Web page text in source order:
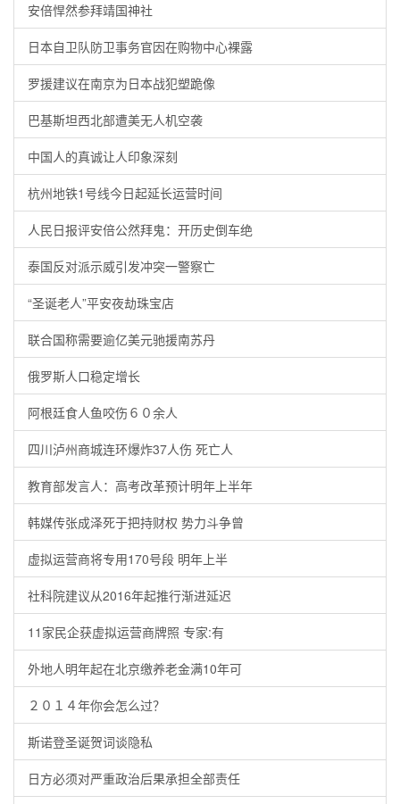
安倍悍然参拜靖国神社
日本自卫队防卫事务官因在购物中心裸露
罗援建议在南京为日本战犯塑跪像
巴基斯坦西北部遭美无人机空袭
中国人的真诚让人印象深刻
杭州地铁1号线今日起延长运营时间
人民日报评安倍公然拜鬼：开历史倒车绝
泰国反对派示威引发冲突一警察亡
“圣诞老人”平安夜劫珠宝店
联合国称需要逾亿美元驰援南苏丹
俄罗斯人口稳定增长
阿根廷食人鱼咬伤６０余人
四川泸州商城连环爆炸37人伤 死亡人
教育部发言人：高考改革预计明年上半年
韩媒传张成泽死于把持财权 势力斗争曾
虚拟运营商将专用170号段 明年上半
社科院建议从2016年起推行渐进延迟
11家民企获虚拟运营商牌照 专家:有
外地人明年起在北京缴养老金满10年可
２０１４年你会怎么过？
斯诺登圣诞贺词谈隐私
日方必须对严重政治后果承担全部责任